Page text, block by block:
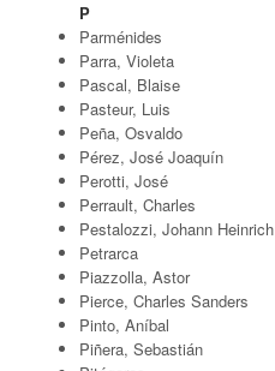
P
Parménides
Parra, Violeta
Pascal, Blaise
Pasteur, Luis
Peña, Osvaldo
Pérez, José Joaquín
Perotti, José
Perrault, Charles
Pestalozzi, Johann Heinrich
Petrarca
Piazzolla, Astor
Pierce, Charles Sanders
Pinto, Aníbal
Piñera, Sebastián